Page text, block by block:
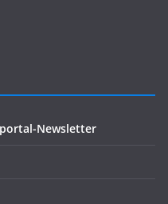
Newsletter